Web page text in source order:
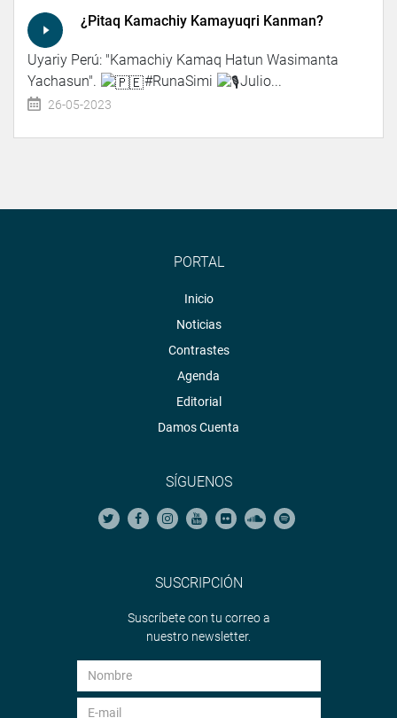
¿Pitaq Kamachiy Kamayuqri Kanman?
Uyariy Perú: "Kamachiy Kamaq Hatun Wasimanta
Yachasun".
#RunaSimi Julio...
26-05-2023
PORTAL
Inicio
Noticias
Contrastes
Agenda
Editorial
Damos Cuenta
SÍGUENOS
SUSCRIPCIÓN
Suscríbete con tu correo a
nuestro newsletter.